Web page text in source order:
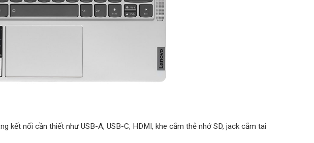
kết nối cần thiết như USB-A, USB-C, HDMI, khe cắm thẻ nhớ SD, jack cắm tai